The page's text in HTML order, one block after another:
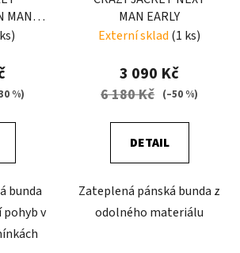
MAN
%)
bunda
v
MAN EARLY
Externí sklad (1 ks)
3 090 Kč
6 180 Kč (–50 %)
DETAIL
Zateplená pánská bunda z
odolného materiálu